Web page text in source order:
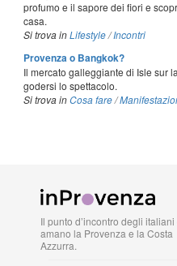
profumo e il sapore dei fiori e
casa.
Si trova in Lifestyle /Incontri
Provenza o Bangkok?
Il mercato galleggiante di Isle sur
godersi lo spettacolo.
Si trova in Cosa fare /
Il punto d’incontro degli italiani
amano la Provenza e la Costa
Azzurra.